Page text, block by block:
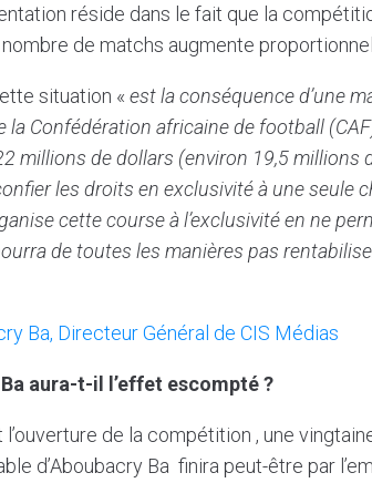
réside dans le fait que la
de matchs augmente
situation « est la conséquence d’une
Confédération africaine de football
millions de dollars (environ 19,5 millions
les droits en exclusivité à une seule
cette course à l’exclusivité en ne
de toutes les manières pas
Ba, Directeur Général de CIS Médias
aura-t-il l’effet escompté ?
de la compétition , une
d’Aboubacry Ba finira peut-être par